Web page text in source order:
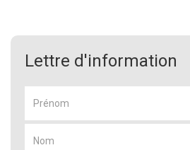
Lettre d'information